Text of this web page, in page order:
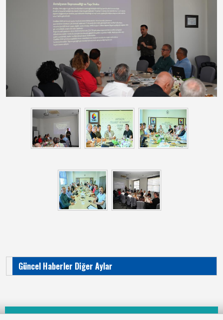
Güncel Haberler Diğer Aylar